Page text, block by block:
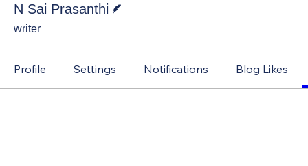
N Sai Prasanthi
writer
Profile Settings Notifications Blog Likes